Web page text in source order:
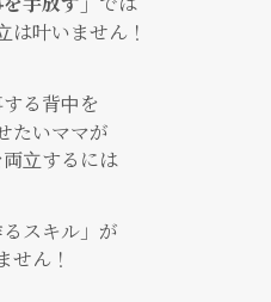
手放す」 では
は叶いません！
る背中を
たいママが
立するには
るスキル」が
せん！